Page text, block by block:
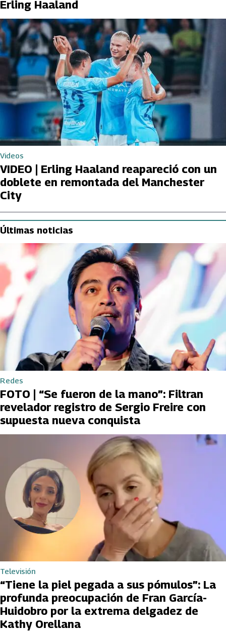
Erling Haaland
Videos
VIDEO | Erling Haaland reapareció con un
doblete en remontada del Manchester
City
Últimas noticias
Redes
FOTO | “Se fueron de la mano”: Filtran
revelador registro de Sergio Freire con
supuesta nueva conquista
Televisión
“Tiene la piel pegada a sus pómulos”: La
profunda preocupación de Fran García-
Huidobro por la extrema delgadez de
Kathy Orellana